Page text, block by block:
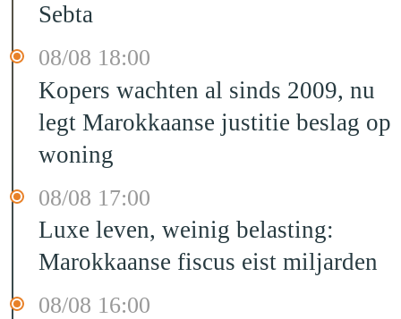
Sebta
08/08 18:00
Kopers wachten al sinds 2009, nu
legt Marokkaanse justitie beslag op
woning
08/08 17:00
Luxe leven, weinig belasting:
Marokkaanse fiscus eist miljarden
08/08 16:00